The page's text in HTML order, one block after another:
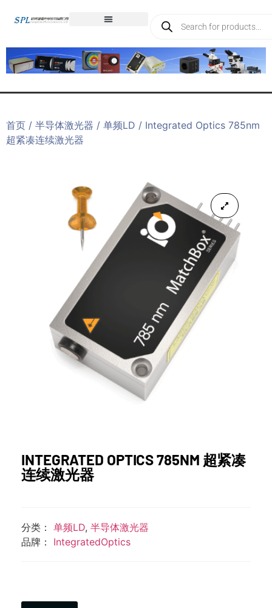
首页 / 半导体激光器 / 单频LD / Integrated Optics 785nm
超紧凑连续激光器
INTEGRATED OPTICS 785NM 超紧凑
连续激光器
分类： 单频LD, 半导体激光器
品牌： IntegratedOptics